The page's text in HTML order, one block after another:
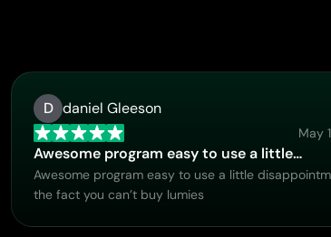
D daniel Gleeson
May
Awesome program easy to use a little…
Awesome program easy to use a little
the fact you can’t buy lumies